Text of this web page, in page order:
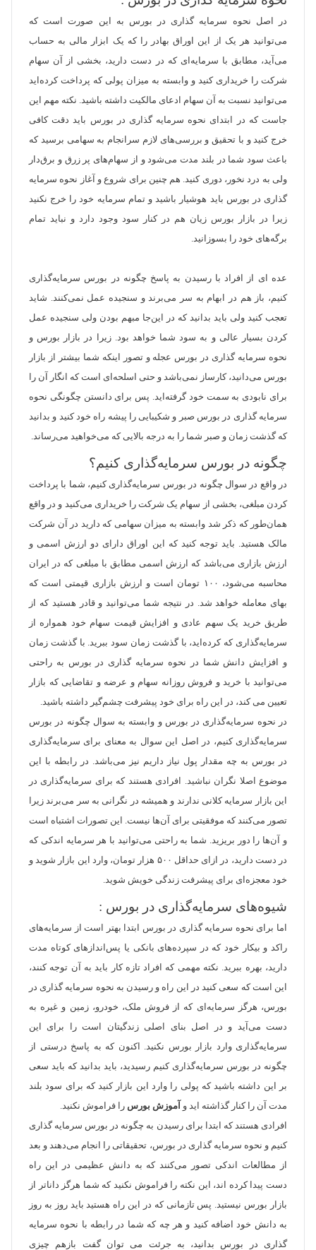
در اصل نحوه سرمایه گذاری در بورس به این صورت است که
می‌توانید هر یک از این اوراق بهادر را که یک ابزار مالی به حساب
می‌آید، مطابق با سرمایه‌ای که در دست دارید، بخشی از آن سهام
شرکت را خریداری کنید و وابسته به میزان پولی که پرداخت کرده‌اید
می‌توانید نسبت به آن سهام ادعای مالکیت داشته باشید. نکته مهم این
جاست که در ابتدای نحوه سرمایه گذاری در بورس باید دقت کافی
خرج کنید و با تحقیق و بررسی‌های لازم سرانجام به سهامی برسید که
باعث سود شما در بلند مدت می‌شود و از سهام‌های پر زرق و برق‌دار
ولی به درد نخور، دوری کنید. هم چنین برای شروع و آغاز نحوه سرمایه
گذاری در بورس باید هوشیار باشید و تمام سرمایه خود را خرج نکنید
زیرا در بازار بورس زیان هم در کنار سود وجود دارد و نباید تمام
برگه‌های خود را بسوزانید.
عده ای از افراد با رسیدن به پاسخ چگونه در بورس سرمایه‌گذاری
کنیم، باز هم در ابهام به سر می‌برند و سنجیده عمل نمی‌کنند. شاید
تعجب کنید ولی باید بدانید که در این‌جا مبهم بودن ولی سنجیده عمل
کردن بسیار عالی و به سود شما خواهد بود. زیرا در بازار بورس و
نحوه سرمایه گذاری در بورس عجله و تصور اینکه شما بیشتر از بازار
بورس می‌دانید، کارساز نمی‌باشد و حتی اسلحه‌ای است که انگار آن را
برای نابودی به سمت خود گرفته‌اید. پس برای دانستن چگونگی نحوه
سرمایه گذاری در بورس صبر و شکیبایی را پیشه راه خود کنید و بدانید
که گذشت زمان و صبر شما را به درجه بالایی که می‌خواهید می‌رساند.
چگونه در بورس سرمایه‌گذاری کنیم؟
در واقع در سوال چگونه در بورس سرمایه‌گذاری کنیم، شما با پرداخت
کردن مبلغی، بخشی از سهام یک شرکت را خریداری می‌کنید و در واقع
همان‌طور که ذکر شد وابسته به میزان سهامی که دارید در آن شرکت
مالک هستید. باید توجه کنید که این اوراق دارای دو ارزش اسمی و
ارزش بازاری می‌باشد که ارزش اسمی مطابق با مبلغی که در ایران
محاسبه می‌شود، ۱۰۰ تومان است و ارزش بازاری قیمتی است که
بهای معامله خواهد شد. در نتیجه شما می‌توانید و قادر هستید که از
طریق خرید یک سهم عادی و افزایش قیمت سهام خود همواره از
سرمایه‌گذاری که کرده‌اید، با گذشت زمان سود ببرید. با گذشت زمان
و افزایش دانش شما در
نحوه سرمایه گذاری در بورس به راحتی
می‌توانید با خرید و فروش روزانه سهام و عرضه و تقاضایی که بازار
تعیین می کند، در این راه برای خود پیشرفت چشم‌گیر داشته باشید.
در نحوه سرمایه‌گذاری در بورس و وابسته به سوال چگونه در بورس
سرمایه‌گذاری کنیم، در اصل این سوال به معنای برای سرمایه‌گذاری
در بورس به چه مقدار پول نیاز داریم نیز می‌باشد. در رابطه با این
موضوع اصلا نگران نباشید. افرادی هستند که برای سرمایه‌گذاری در
این بازار سرمایه کلانی ندارند و همیشه در نگرانی به سر می‌برند زیرا
تصور می‌کنند که موفقیتی برای آن‌ها نیست. این تصورات اشتباه است
و آن‌ها را دور بریزید. شما به راحتی می‌توانید با هر سرمایه اندکی که
در دست دارید، در ازای حداقل ۵۰۰ هزار تومان، وارد این بازار شوید و
خود معجزه‌ای برای پیشرفت زندگی خویش شوید.
شیوه‌های سرمایه‌گذاری در بورس :
اما برای نحوه سرمایه گذاری در بورس ابتدا بهتر است از سرمایه‌های
راکد و بیکار خود که در سپرده‌های بانکی یا پس‌اندازهای کوتاه مدت
دارید، بهره ببرید. نکته مهمی که افراد تازه کار باید به آن توجه کنند،
این است که سعی کنید در این راه و رسیدن به نحوه سرمایه گذاری در
بورس، هرگز سرمایه‌ای که از فروش ملک، خودرو، زمین و غیره به
دست می‌آید و در اصل بنای اصلی زندگیتان است را برای این
سرمایه‌گذاری وارد بازار بورس نکنید. اکنون که به پاسخ درستی از
چگونه در بورس سرمایه‌گذاری کنیم رسیدید، باید بدانید که باید سعی
بر این داشته باشید که پولی را وارد این بازار کنید که برای سود بلند
مدت آن را کنار گذاشته اید و آموزش بورس را فراموش نکنید.
افرادی هستند که ابتدا برای رسیدن به چگونه در بورس سرمایه گذاری
کنیم و نحوه سرمایه گذاری در بورس، تحقیقاتی را انجام می‌دهند و بعد
از مطالعات اندکی تصور می‌کنند که به دانش عظیمی در این راه
دست پیدا کرده اند، این نکته را فراموش نکنید که شما هرگز داناتر از
بازار بورس نیستید. پس تازمانی که در این راه هستید باید روز به روز
به دانش خود اضافه کنید و هر چه که شما در رابطه با نحوه سرمایه
گذاری در بورس بدانید، به جرئت می توان گفت بازهم چیزی